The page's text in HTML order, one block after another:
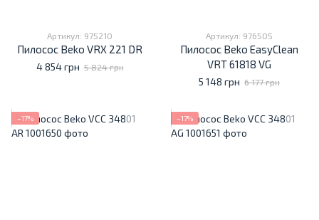
Артикул: 975210
Пилосос Beko VRX 221 DR
4 854 грн 5 824 грн
Артикул: 976505
Пилосос Beko EasyClean
VRT 61818 VG
5 148 грн 6 177 грн
−17% −17%